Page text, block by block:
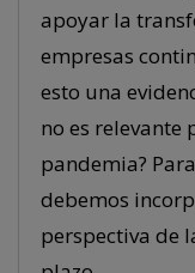
apoyar la
empresas
esto una
no es relevante
pandemia?
debemos
perspectiva de